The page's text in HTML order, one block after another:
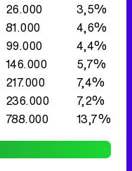
26.000
3,5%
81.000
4,6%
99.000
4,4%
146.000
5,7%
217.000
7,4%
236.000
7,2%
788.000 13,7%